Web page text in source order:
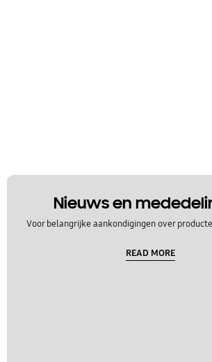
Nieuws en
Voor belangrijke aankondigingen over
READ MORE